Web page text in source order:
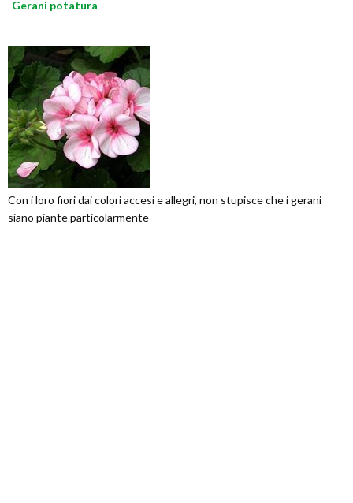
Gerani potatura
Con i loro fiori dai colori accesi e allegri, non stupisce che i gerani
siano piante particolarmente